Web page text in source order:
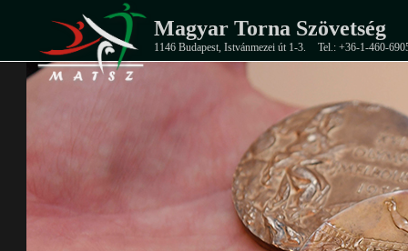
Magyar Torna Szövetség
1146 Budapest, Istvánmezei út 1-3. Tel.: +36-1-460-